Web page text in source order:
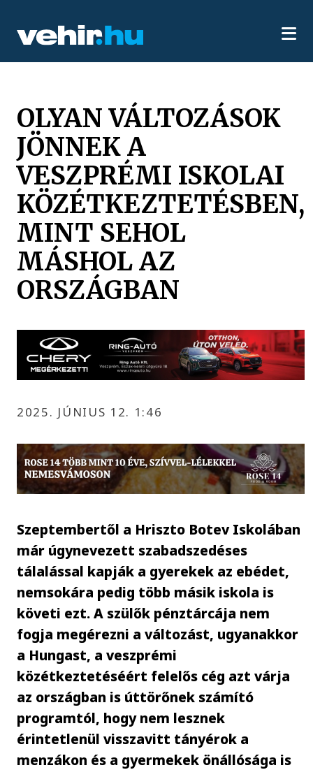
OLYAN VÁLTOZÁSOK
JÖNNEK A
VESZPRÉMI ISKOLAI
KÖZÉTKEZTETÉSBEN,
MINT SEHOL
MÁSHOL AZ
ORSZÁGBAN
2025. JÚNIUS 12. 1:46
Szeptembertől a Hriszto Botev Iskolában
már úgynevezett szabadszedéses
tálalással kapják a gyerekek az ebédet,
nemsokára pedig több másik iskola is
követi ezt. A szülők pénztárcája nem
fogja megérezni a változást, ugyanakkor
a Hungast, a veszprémi
közétkeztetéséért felelős cég azt várja
az országban is úttörőnek számító
programtól, hogy nem lesznek
érintetlenül visszavitt tányérok a
menzákon és a gyermekek önállósága is